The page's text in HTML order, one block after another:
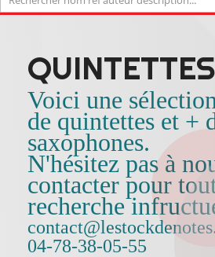
Voici une sélection
de quintettes et +
saxophones.
N'hésitez pas à
contacter pour
recherche
04-78-38-05-55